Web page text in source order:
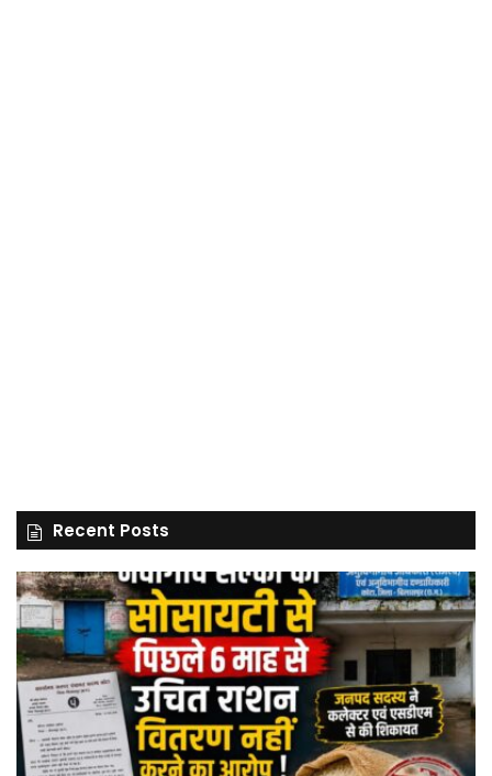
Recent Posts